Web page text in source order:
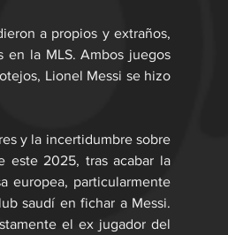
a propios y extraños,
en la MLS. Ambos juegos
Lionel Messi se hizo
y la incertidumbre sobre
este 2025, tras acabar la
europea, particularmente
saudí en fichar a Messi.
el ex jugador del